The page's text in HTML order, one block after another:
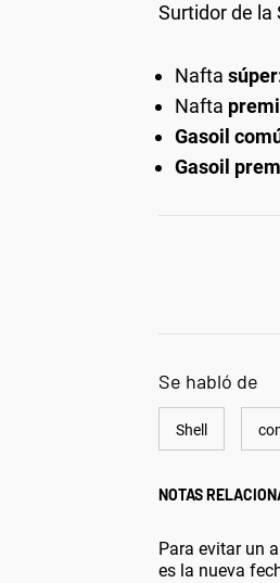
Surtidor de la
Nafta
Nafta
Gasoil
Gasoil
Se habló de
Shell
NOTAS
Para evitar un
es la nueva